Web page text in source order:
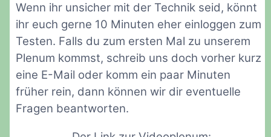
Wenn ihr unsicher mit der Technik seid, könnt
ihr euch gerne 10 Minuten eher einloggen zum
Testen. Falls du zum ersten Mal zu unserem
Plenum kommst, schreib uns doch vorher kurz
eine E-Mail oder komm ein paar Minuten
früher rein, dann können wir dir eventuelle
Fragen beantworten.